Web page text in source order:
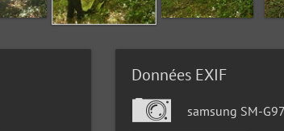
Données EXIF
samsung SM-